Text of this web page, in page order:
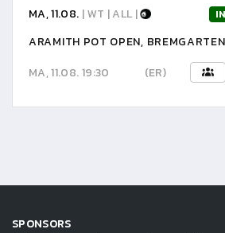
MA, 11.08. | WT | ALL |
ARAMITH POT OPEN, BREMGARTEN
MA, 11.08. 19:30
(ER)
SPONSORS